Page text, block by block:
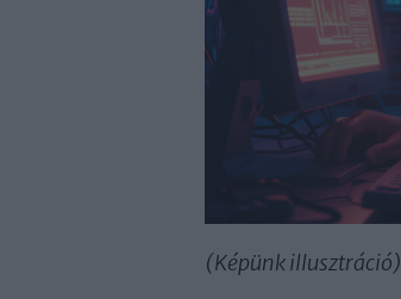
(Képünk illusztráció)